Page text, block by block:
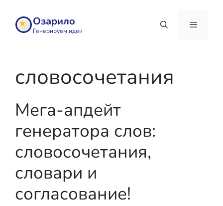
содержимому
Озарило
Генерируем идеи
словосочетания
Мега-апдейт
генератора слов:
словосочетания,
словари и
согласование!